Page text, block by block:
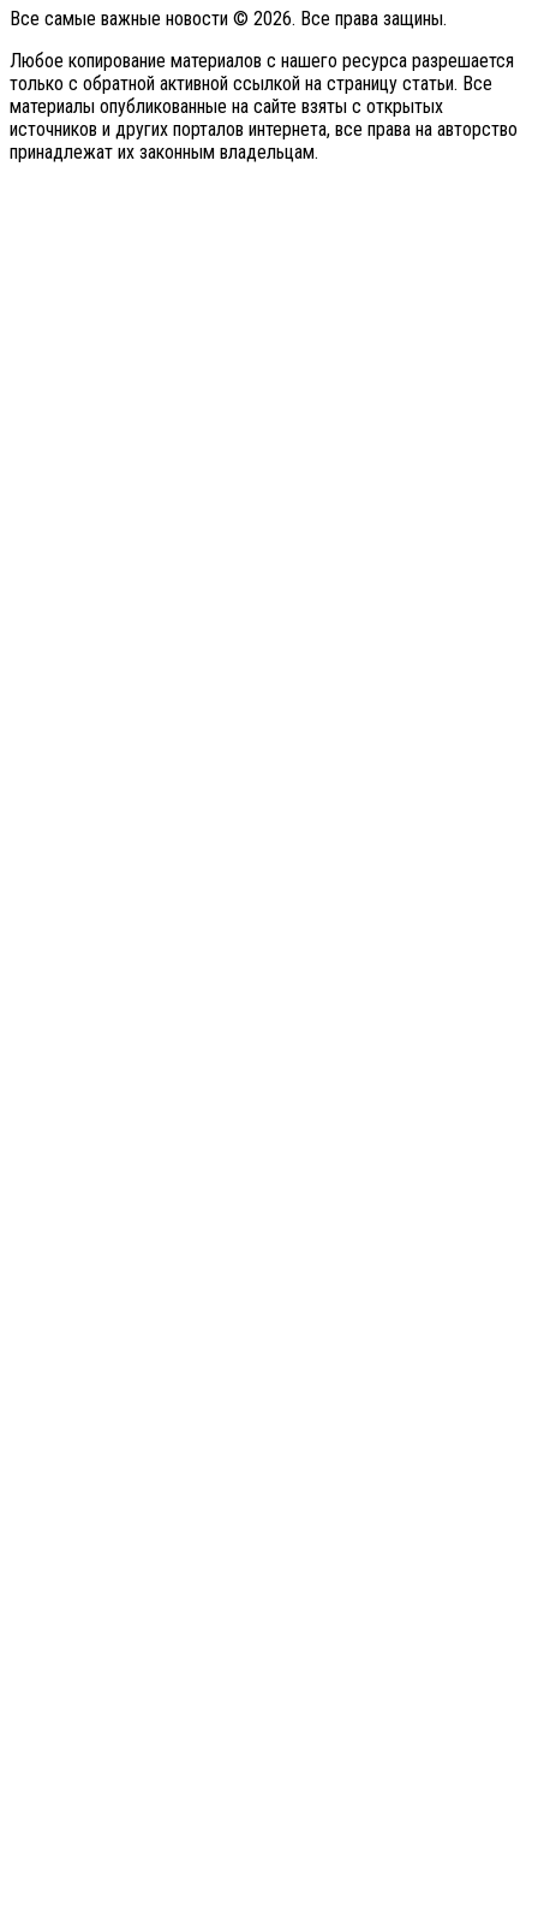
Все самые важные новости © 2026. Все права защины.
Любое копирование материалов с нашего ресурса разрешается
только с обратной активной ссылкой на страницу статьи. Все
материалы опубликованные на сайте взяты с открытых
источников и других порталов интернета, все права на авторство
принадлежат их законным владельцам.